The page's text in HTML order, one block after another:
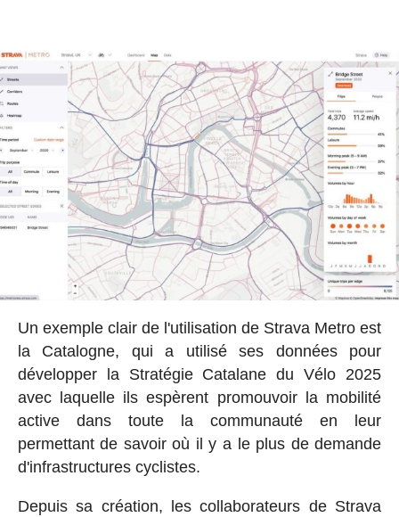
Un exemple clair de l'utilisation de Strava Metro est
la Catalogne, qui a utilisé ses données pour
développer la Stratégie Catalane du Vélo 2025
avec laquelle ils espèrent promouvoir la mobilité
active dans toute la communauté en leur
permettant de savoir où il y a le plus de demande
d'infrastructures cyclistes.
Depuis sa création, les collaborateurs de Strava